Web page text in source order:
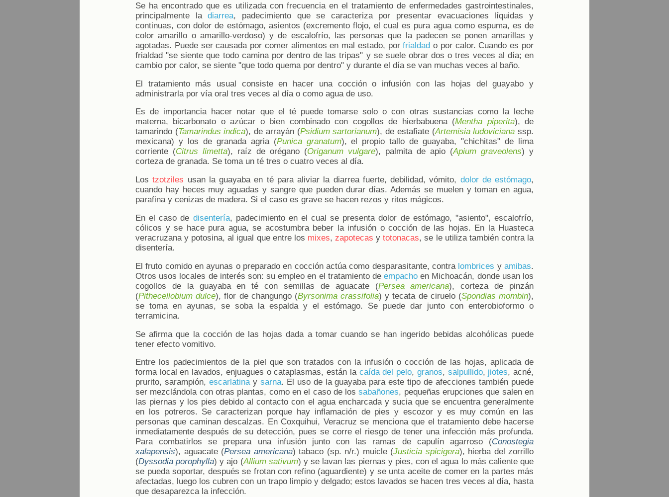
Se ha encontrado que es utilizada con frecuencia en el tratamiento de enfermedades gastrointestinales,
principalmente ladiarrea, padecimiento que se caracteriza por presentar evacuaciones líquidas y
continuas, con dolor de estómago, asientos (excremento flojo, el cual es pura agua como espuma, es de
color amarillo o amarillo-verdoso) y de escalofrío, las personas que la padecen se ponen amarillas y
agotadas. Puede ser causada por comer alimentos en mal estado, porfrialdad o por calor. Cuando es por
frialdad "se siente que todo camina por dentro de las tripas" y se suele obrar dos o tres veces al día; en
cambio por calor, se siente "que todo quema por dentro" y durante el día se van muchas veces al baño.
El tratamiento más usual consiste en hacer una cocción o infusión con las hojas del guayabo y
administrarla por vía oral tres veces al día o como agua de uso.
Es de importancia hacer notar que el té puede tomarse solo o con otras sustancias como la leche
materna, bicarbonato o azúcar o bien combinado con cogollos de hierbabuena (Mentha piperita), de
tamarindo (Tamarindus indica), de arrayán (Psidium sartorianum), de estafiate (Artemisia ludoviciana ssp.
mexicana) y los de granada agria (Punica granatum), el propio tallo de guayaba, "chichitas" de lima
corriente (Citrus limetta), raíz de orégano (Origanum vulgare), palmita de apio (Apium graveolens) y
corteza de granada. Se toma un té tres o cuatro veces al día.
Lostzotziles usan la guayaba en té para aliviar la diarrea fuerte, debilidad, vómito, dolor de estómago,
cuando hay heces muy aguadas y sangre que pueden durar días. Además se muelen y toman en agua,
parafina y cenizas de madera. Si el caso es grave se hacen rezos y ritos mágicos.
En el caso de disentería, padecimiento en el cual se presenta dolor de estómago, "asiento", escalofrío,
cólicos y se hace pura agua, se acostumbra beber la infusión o cocción de las hojas. En la Huasteca
veracruzana y potosina, al igual que entre los mixes,zapotecas ytotonacas, se le utiliza también contra la
disentería.
El fruto comido en ayunas o preparado en cocción actúa como desparasitante, contra lombrices yamibas.
Otros usos locales de interés son: su empleo en el tratamiento deempacho en Michoacán, donde usan los
cogollos de la guayaba en té con semillas de aguacate (Persea americana), corteza de pinzán
(Pithecellobium dulce), flor de changungo (Byrsonima crassifolia) y tecata de ciruelo (Spondias mombin),
se toma en ayunas, se soba la espalda y el estómago. Se puede dar junto con enterobioformo o
terramicina.
Se afirma que la cocción de las hojas dada a tomar cuando se han ingerido bebidas alcohólicas puede
tener efecto vomitivo.
Entre los padecimientos de la piel que son tratados con la infusión o cocción de las hojas, aplicada de
forma local en lavados, enjuagues o cataplasmas, están la caída del pelo, granos, salpullido, jiotes, acné,
prurito, sarampión, escarlatinay sarna. El uso de la guayaba para este tipo de afecciones también puede
ser mezclándola con otras plantas, como en el caso de lossabañones, pequeñas erupciones que salen en
las piernas y los pies debido al contacto con el agua encharcada y sucia que se encuentra generalmente
en los potreros. Se caracterizan porque hay inflamación de pies y escozor y es muy común en las
personas que caminan descalzas. En Coxquihui, Veracruz se menciona que el tratamiento debe hacerse
inmediatamente después de su detección, pues se corre el riesgo de tener una infección más profunda.
Para combatirlos se prepara una infusión junto con las ramas de capulín agarroso (Conostegia
xalapensis), aguacate (Persea americana) tabaco (sp. n/r.) muicle (Justicia spicigera), hierba del zorrillo
(Dyssodia porophylla) y ajo (Allium sativum) y se lavan las piernas y pies, con el agua lo más caliente que
se pueda soportar, después se frotan con refino (aguardiente) y se unta aceite de comer en la partes más
afectadas, luego los cubren con un trapo limpio y delgado; estos lavados se hacen tres veces al día, hasta
que desaparezca la infección.